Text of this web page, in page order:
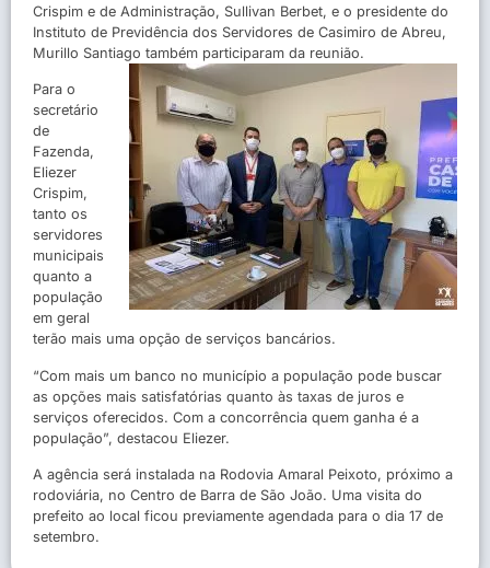
Crispim e de Administração, Sullivan Berbet, e o presidente do
Instituto de Previdência dos Servidores de Casimiro de Abreu,
Murillo Santiago também participaram da reunião.
Para o
secretário
de
Fazenda,
Eliezer
Crispim,
tanto os
servidores
municipais
quanto a
população
em geral
terão mais uma opção de serviços bancários.
“Com mais um banco no município a população pode buscar
as opções mais satisfatórias quanto às taxas de juros e
serviços oferecidos. Com a concorrência quem ganha é a
população”, destacou Eliezer.
A agência será instalada na Rodovia Amaral Peixoto, próximo a
rodoviária, no Centro de Barra de São João. Uma visita do
prefeito ao local ficou previamente agendada para o dia 17 de
setembro.